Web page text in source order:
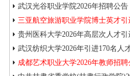
武汉光谷职业学院2026年招聘公告
三亚航空旅游职业学院博士英才引
贵州医科大学2026年高层次人才引
武汉纺织大学2026年引进170名人
成都艺术职业大学2026年教师招聘